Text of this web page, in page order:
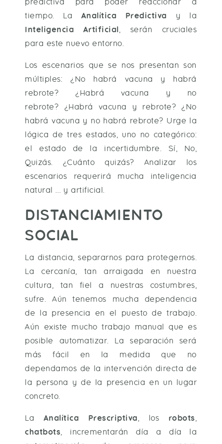
tiempo. La Analítica Predictiva y la
Inteligencia Artificial, serán cruciales
para este nuevo entorno.
Los escenarios que se nos presentan son
múltiples: ¿No habrá vacuna y habrá
rebrote? ¿Habrá vacuna y no
rebrote? ¿Habrá vacuna y rebrote? ¿No
habrá vacuna y no habrá rebrote? Urge la
lógica de tres estados, uno no categórico:
el estado de la incertidumbre. Sí, No,
Quizás. ¿Cuánto quizás? Analizar los
escenarios requerirá mucha inteligencia
natural … y artificial.
DISTANCIAMIENTO
SOCIAL
La distancia, separarnos para protegernos.
La cercanía, tan arraigada en nuestra
cultura, tan fiel a nuestras costumbres,
sufre. Aún tenemos mucha dependencia
de la presencia en el puesto de trabajo.
Aún existe mucho trabajo manual que es
posible automatizar. La separación será
más fácil en la medida que no
dependamos de la intervención directa de
la persona y de la presencia en un lugar
concreto.
La Analítica Prescriptiva, los robots,
chatbots, incrementarán día a día la